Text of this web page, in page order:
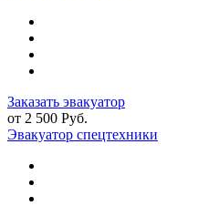
Заказать эвакуатор
от 2 500 Руб.
Эвакуатор спецтехники